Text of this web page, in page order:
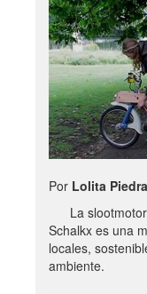
Por Lolita
La slootmotor
Schalkx es una
locales,
ambiente.